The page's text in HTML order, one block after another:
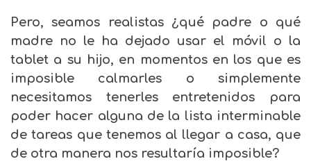
Pero, seamos realistas ¿qué padre o qué
madre no le ha dejado usar el móvil o la
tablet a su hijo, en momentos en los que es
imposible calmarles o simplemente
necesitamos tenerles entretenidos para
poder hacer alguna de la lista interminable
de tareas que tenemos al llegar a casa, que
de otra manera nos resultaría imposible?